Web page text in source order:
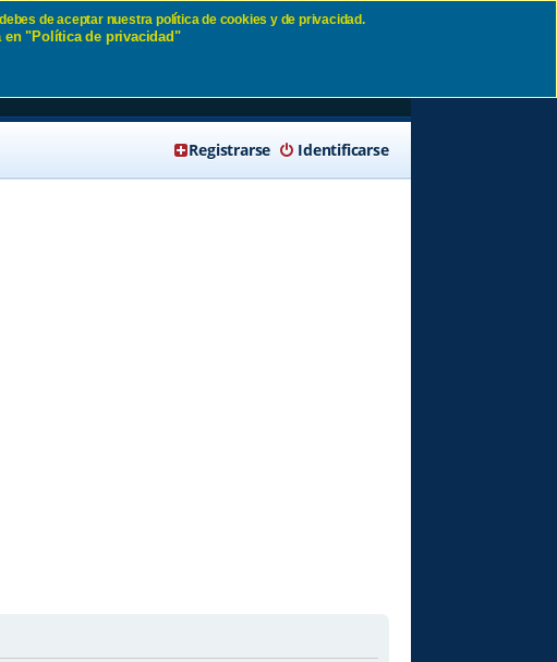
Identificarse
Registrarse
de aceptar nuestra política de cookies y de privacidad.
en "Política de privacidad"